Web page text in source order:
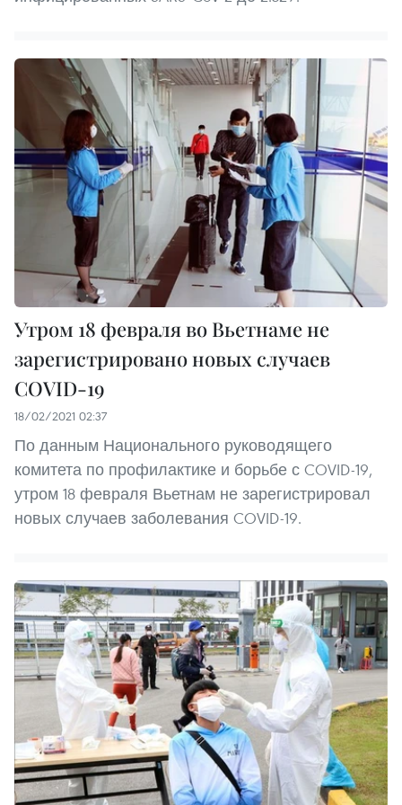
Утром 18 февраля во Вьетнаме не
зарегистрировано новых случаев
COVID-19
18/02/2021 02:37
По данным Национального руководящего
комитета по профилактике и борьбе с COVID-19,
утром 18 февраля Вьетнам не зарегистрировал
новых случаев заболевания COVID-19.